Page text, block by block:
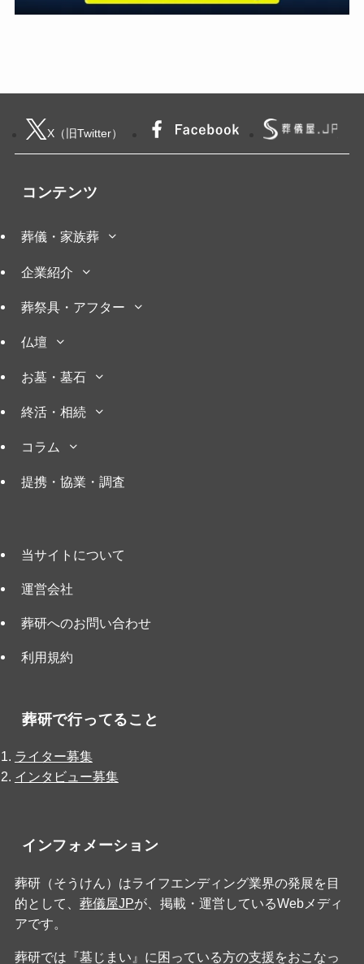
X（旧Twitter）
コンテンツ
葬儀・家族葬
企業紹介
葬祭具・アフター
仏壇
お墓・墓石
終活・相続
コラム
提携・協業・調査
当サイトについて
運営会社
葬研へのお問い合わせ
利用規約
葬研で行ってること
ライター募集
インタビュー募集
インフォメーション
葬研（そうけん）はライフエンディング業界の発展を目
的として、 葬儀屋JPが、掲載・運営しているWebメディ
アです。
葬研では『墓じまい』に困っている方の支援をおこなっ